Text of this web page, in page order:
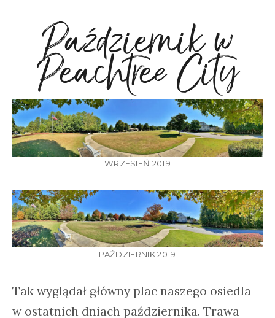
Październik w
Peachtree City
WRZESIEŃ 2019
PAŹDZIERNIK 2019
Tak wyglądał główny plac naszego osiedla
w ostatnich dniach października. Trawa